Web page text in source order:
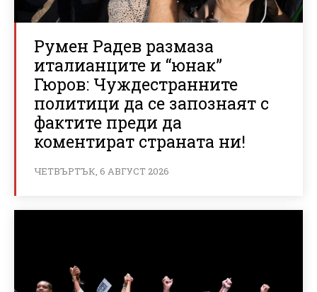
Румен Радев размаза
италианците и “юнак”
Гюров: Чуждестранните
политици да се запознаят с
фактите преди да
коментират страната ни!
ЧЕТВЪРТЪК, 6 АВГУСТ 2026